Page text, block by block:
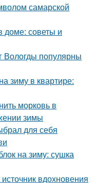
самарской
доме: советы и
Вологды популярны
зиму в квартире:
морковь в
зимы
для себя
на зиму: сушка
вдохновения